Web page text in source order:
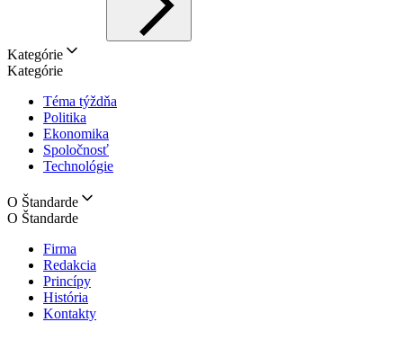
Kategórie
Kategórie
Téma týždňa
Politika
Ekonomika
Spoločnosť
Technológie
O Štandarde
O Štandarde
Firma
Redakcia
Princípy
História
Kontakty